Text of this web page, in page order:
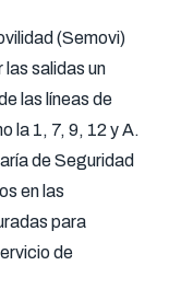
(Semovi)
salidas un
las líneas de
la 1, 7, 9, 12 y A.
de Seguridad
en las
para
de